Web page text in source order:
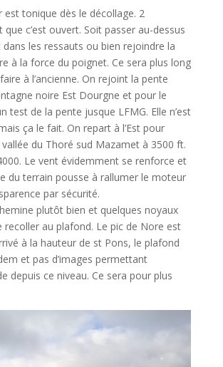
est tonique dès le décollage. 2
c’est ouvert. Soit passer au-dessus
les ressauts ou bien rejoindre la
à la force du poignet. Ce sera plus long
à l’ancienne. On rejoint la pente
noire Est Dourgne et pour le
test de la pente jusque LFMG. Elle n’est
ça le fait. On repart à l’Est pour
du Thoré sud Mazamet à 3500 ft.
Le vent évidemment se renforce et
du terrain pousse à rallumer le moteur
par sécurité.
plutôt bien et quelques noyaux
au plafond. Le pic de Nore est
à la hauteur de st Pons, le plafond
et pas d’images permettant
depuis ce niveau. Ce sera pour plus